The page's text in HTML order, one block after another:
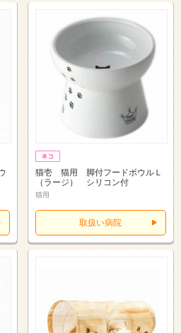
猫壱 猫用 脚付フードボウルＬ
（ラージ） シリコン付
猫用
取扱い病院